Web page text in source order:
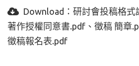
Download： 研討會投稿格式
著作授權同意書.pdf
徵稿 簡章
徵稿報名表.pdf